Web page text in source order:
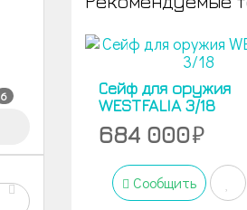
6
Сейф для оружия
WESTFALIA 3/18
684 000
Сообщить